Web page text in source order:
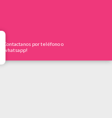
Contactanos por teléfono o
whatsapp!